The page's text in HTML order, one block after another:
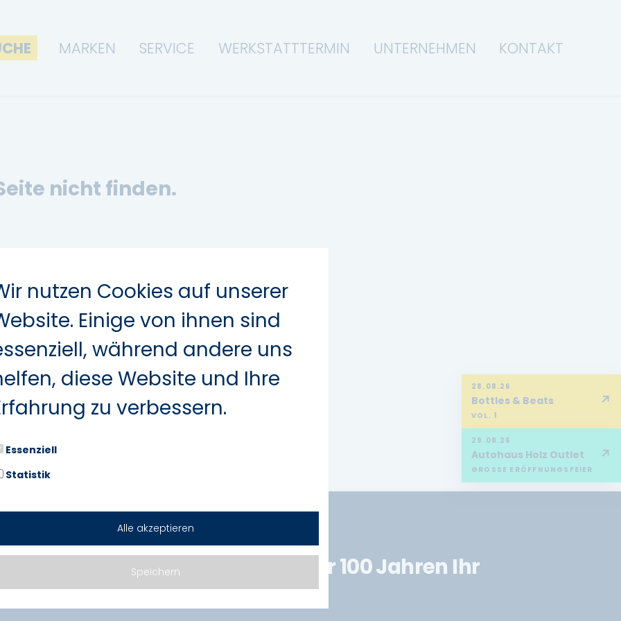
MARKEN SERVICE WERKSTATTTERMIN UNTERNEHMEN KONTAKT
nicht finden.
Zwei Standorte. Seit über 100 Jahren Ihr
28.08.26
Bottles & Beats
VOL. 1
↗
29.08.26
Autohaus Holz Outlet
GROSSE ERÖFFNUNGSFEIER
↗
nutzen Cookies auf unserer
Einige von ihnen sind
während andere uns
diese Website und Ihre
zu verbessern.
Essenziell
Statistik
Alle akzeptieren
Speichern